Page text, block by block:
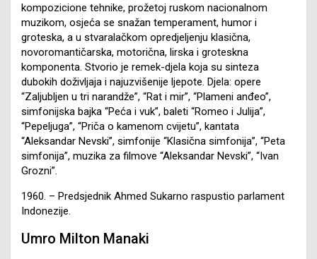
kompozicione tehnike, prožetoj ruskom nacionalnom
muzikom, osjeća se snažan temperament, humor i
groteska, a u stvaralačkom opredjeljenju klasična,
novoromantičarska, motorična, lirska i groteskna
komponenta. Stvorio je remek-djela koja su sinteza
dubokih doživljaja i najuzvišenije ljepote. Djela: opere
“Zaljubljen u tri narandže”, “Rat i mir”, “Plameni anđeo”,
simfonijska bajka “Peća i vuk”, baleti “Romeo i Julija”,
“Pepeljuga”, “Priča o kamenom cvijetu”, kantata
“Aleksandar Nevski”, simfonije “Klasična simfonija”, “Peta
simfonija”, muzika za filmove “Aleksandar Nevski”, “Ivan
Grozni”.
1960. – Predsjednik Ahmed Sukarno raspustio parlament
Indonezije.
Umro Milton Manaki